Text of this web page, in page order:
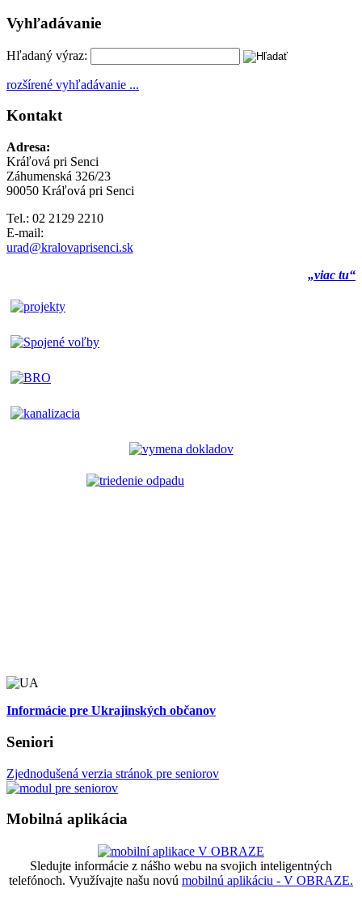
Vyhľadávanie
Hľadaný výraz:
rozšírené vyhľadávanie ...
Kontakt
Adresa:
Kráľová pri Senci
Záhumenská 326/23
90050 Kráľová pri Senci
Tel.: 02 2129 2210
E-mail:
urad@kralovaprisenci.sk
„viac tu“
Informácie pre Ukrajinských občanov
Seniori
Zjednodušená verzia stránok pre seniorov
Mobilná aplikácia
Sledujte informácie z nášho webu na svojich inteligentných
telefónoch. Využívajte našu novú mobilnú aplikáciu - V OBRAZE.